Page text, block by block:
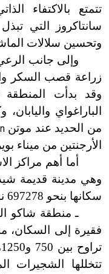
تتمتع بالاكتفاء
سانتاكروز التي
وتحسين سلالات
وإلى جانب
زراعة قصب السكر
وقد بدأت المنطقة
الباراغواي
من الحديد عند موتن
الأرجنتين من ميناء
أما أهم مراكز
سكانها بنحو 697278 نسمة عام 1996.
ـ منطقة شاكو
فقيرة إلى السكان،
تراوح بين 750
تتخللها الشجيرات